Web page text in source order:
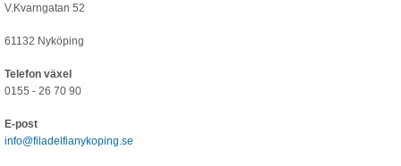
Blogg
V.Kvarngatan 52
61132 Nyköping
Telefon växel
0155 - 26 70 90
E-post
info@filadelfianykoping.se